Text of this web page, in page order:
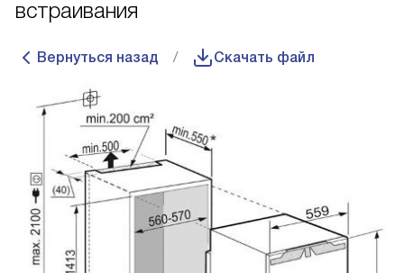
встраивания
Вернуться назад Скачать файл